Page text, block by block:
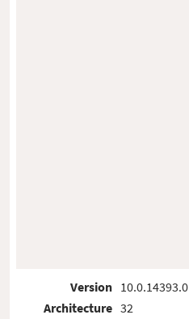
Version
Architecture
10.0.14393.0
32